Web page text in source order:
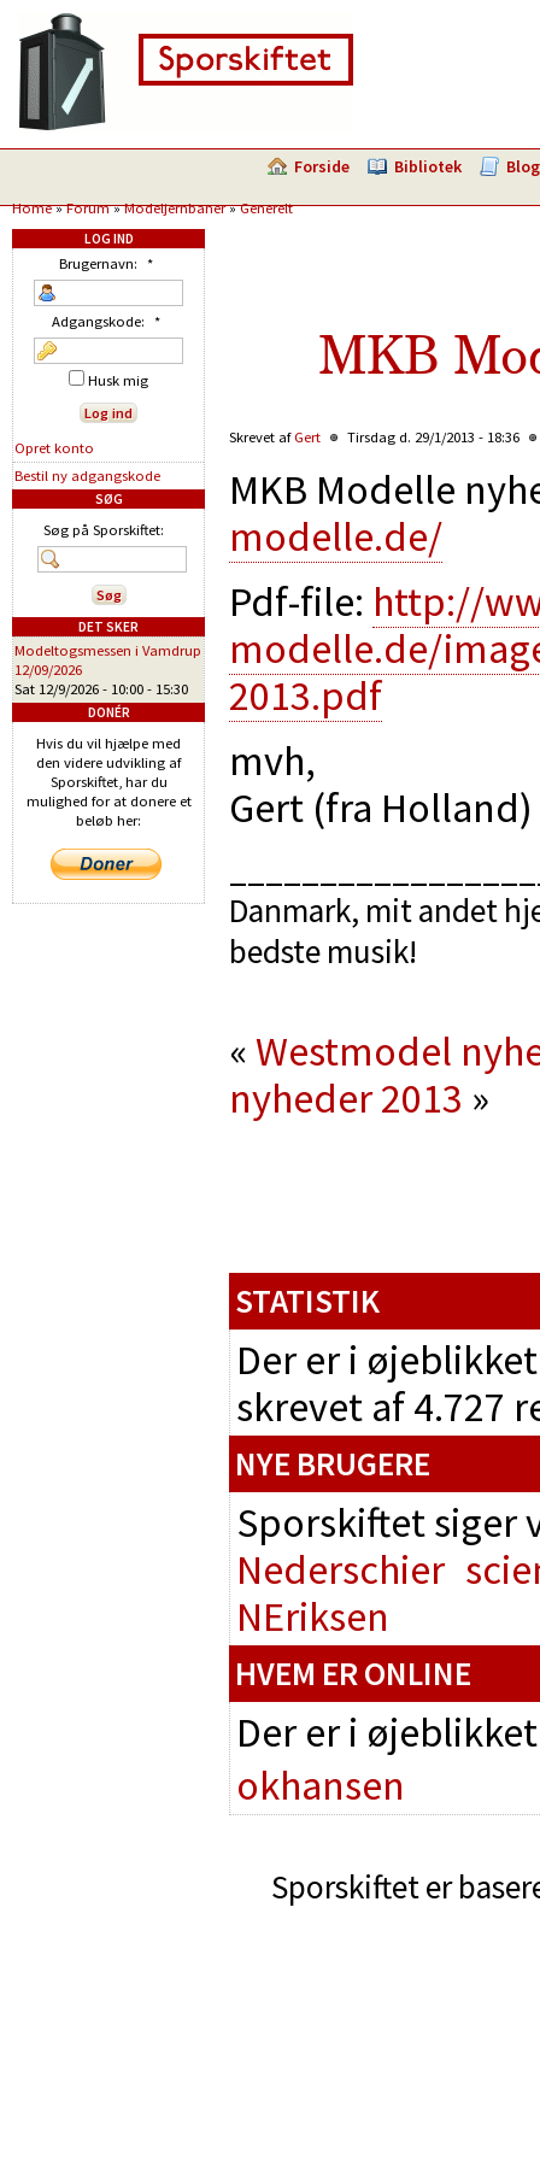
Forside Bibliotek Blog
Home»Forum»Modeljernbaner»Generelt
MKB
Skrevet af Gert Tirsdag d. 29/1/2013 - 18:36
MKB Modelle
modelle.de/
Pdf-file: http://
modelle.de/
2013.pdf
mvh,
Gert (fra Holland)
Danmark, mit andet
bedste musik!
«Westmodel
nyheder 2013 »
STATISTIK
Der er i
skrevet af 4.727
NYE BRUGERE
Sporskiftet
Nederschier
NEriksen
HVEM ER ONLINE
Der er i
okhansen
Sporskiftet er
LOG IND
Brugernavn: *
Adgangskode: *
Husk mig
Opret konto
Bestil ny adgangskode
SØG
Søg på Sporskiftet:
DET SKER
Modeltogsmessen i Vamdrup
12/09/2026
Sat 12/9/2026 - 10:00 - 15:30
DONÉR
Hvis du vil hjælpe med
den videre udvikling af
Sporskiftet, har du
mulighed for at donere et
beløb her: